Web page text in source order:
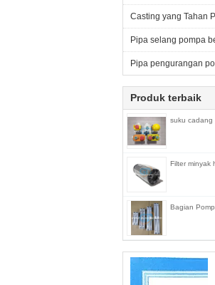
Casting yang Tahan
Pipa selang pompa
Pipa pengurangan
Produk terbaik
suku cadang
Filter minyak
Bagian